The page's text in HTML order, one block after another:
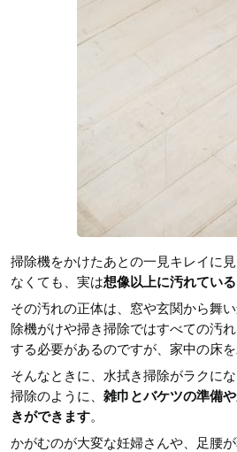
掃除機をかけたあとの一見キレイに
なくても、実は想像以上に汚れてい
その汚れの正体は、窓や玄関から舞
除機がけや掃き掃除ではすべての汚
する必要があるのですが、家中の床
そんなときに、水拭き掃除がラクに
掃除のように、 雑巾とバケツの準備
きができます。
かがむのが大変な妊婦さんや、足腰